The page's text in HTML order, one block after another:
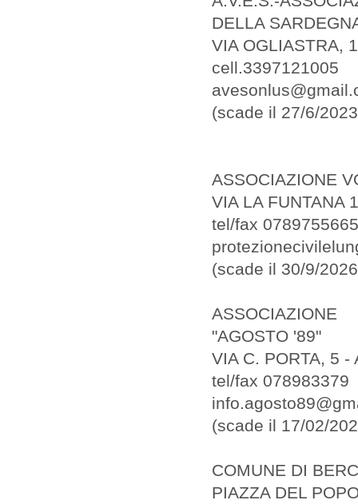
DELLA
VIA OGLIASTRA,
cell.3397121005
(scade il 27/6/
ASSOCIAZIONE
VIA LA FUNTANA
tel/fax
(scade il 30/9/
"AGOSTO '89"
VIA C. PORTA, 5 -
tel/fax 078983379
(scade il 17/02/
COMUNE DI
PIAZZA DEL